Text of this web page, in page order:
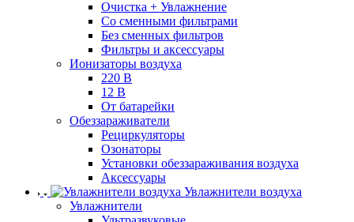
Очистка + Увлажнение
Cо сменными фильтрами
Без сменных фильтров
Фильтры и аксессуары
Ионизаторы воздуха
220 В
12 В
От батарейки
Обеззараживатели
Рециркуляторы
Озонаторы
Установки обеззараживания воздуха
Аксессуары
Увлажнители воздуха
Увлажнители